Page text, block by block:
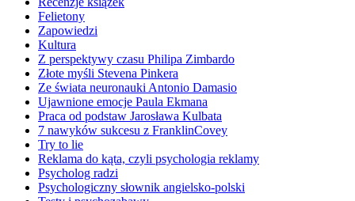
Felietony
Zapowiedzi
Kultura
Z perspektywy czasu Philipa Zimbardo
Złote myśli Stevena Pinkera
Ze świata neuronauki Antonio Damasio
Ujawnione emocje Paula Ekmana
Praca od podstaw Jarosława Kulbata
7 nawyków sukcesu z FranklinCovey
Try to lie
Reklama do kąta, czyli psychologia reklamy
Psycholog radzi
Psychologiczny słownik angielsko-polski